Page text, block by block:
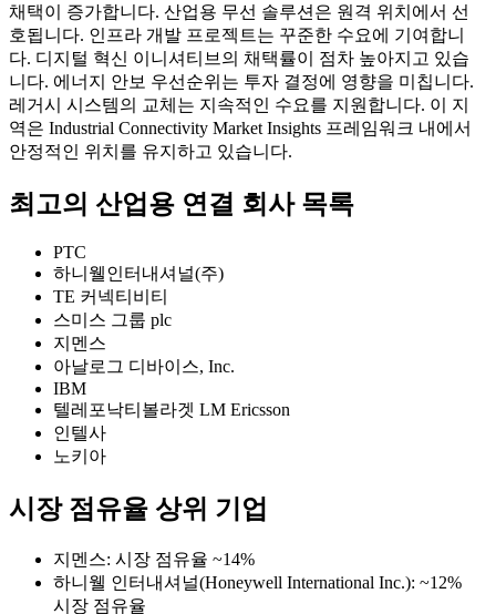
채택이 증가합니다. 산업용 무선 솔루션은 원격 위치에서 선
호됩니다. 인프라 개발 프로젝트는 꾸준한 수요에 기여합니
다. 디지털 혁신 이니셔티브의 채택률이 점차 높아지고 있습
니다. 에너지 안보 우선순위는 투자 결정에 영향을 미칩니다.
레거시 시스템의 교체는 지속적인 수요를 지원합니다. 이 지
역은 Industrial Connectivity Market Insights 프레임워크 내에서
안정적인 위치를 유지하고 있습니다.
최고의 산업용 연결 회사 목록
PTC
하니웰인터내셔널(주)
TE 커넥티비티
스미스 그룹 plc
지멘스
아날로그 디바이스, Inc.
IBM
텔레포낙티볼라겟 LM Ericsson
인텔사
노키아
시장 점유율 상위 기업
지멘스: 시장 점유율 ~14%
하니웰 인터내셔널(Honeywell International Inc.): ~12%
시장 점유율